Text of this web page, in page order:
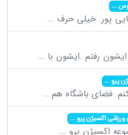
...
پور. خیلی حرف ...
رفتم .ایشون با ...
پرو...
فضای باشگاه هم ...
اکسیژن پرو...
اکسیژن پرو ...